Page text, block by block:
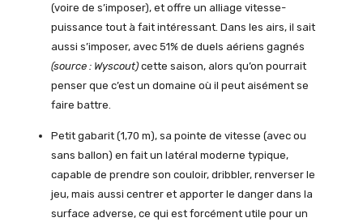
(voire de s’imposer), et offre un alliage vitesse-
puissance tout à fait intéressant. Dans les airs, il sait
aussi s’imposer, avec 51% de duels aériens gagnés
(source : Wyscout) cette saison, alors qu’on pourrait
penser que c’est un domaine où il peut aisément se
faire battre.
Petit gabarit (1,70 m), sa pointe de vitesse (avec ou
sans ballon) en fait un latéral moderne typique,
capable de prendre son couloir, dribbler, renverser le
jeu, mais aussi centrer et apporter le danger dans la
surface adverse, ce qui est forcément utile pour un